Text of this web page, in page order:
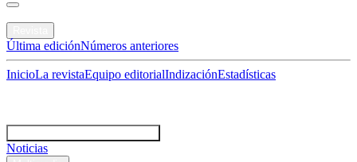
Última ediciónNúmeros anteriores
InicioLa revistaEquipo editorialIndizaciónEstadísticas
Noticias